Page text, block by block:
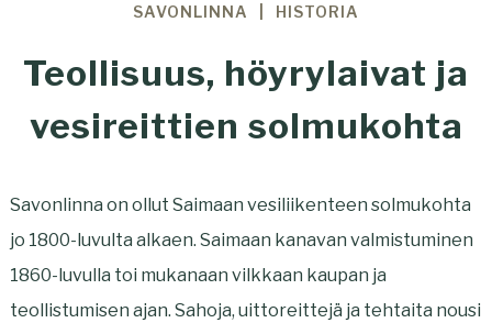
SAVONLINNA HISTORIA
Teollisuus, höyrylaivat ja
vesireittien solmukohta
Savonlinna on ollut Saimaan vesiliikenteen solmukohta
jo 1800-luvulta alkaen. Saimaan kanavan valmistuminen
1860-luvulla toi mukanaan vilkkaan kaupan ja
teollistumisen ajan. Sahoja, uittoreittejä ja tehtaita nousi